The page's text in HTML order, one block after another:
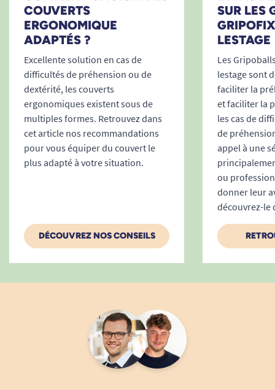
COUVERTS
ERGONOMIQUE
ADAPTÉS ?
Excellente solution en cas de
difficultés de préhension ou de
dextérité, les couverts
ergonomiques existent sous de
multiples formes. Retrouvez dans
cet article nos recommandations
pour vous équiper du couvert le
plus adapté à votre situation.
DÉCOUVREZ NOS CONSEILS
SUR LES
LESTAGE
Les
lestage sont
faciliter la
et faciliter la
les cas de
de
appel à une
ou
donner leur
découvrez-le